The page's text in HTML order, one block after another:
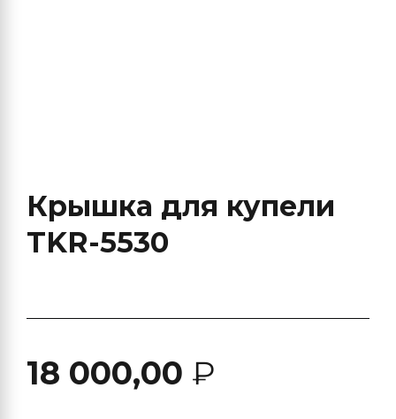
Крышка для купели
TKR-5530
18 000,00 ₽